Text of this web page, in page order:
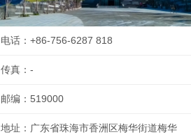
电话：+86-756-6287 818
传真：-
邮编：519000
地址：广东省珠海市香洲区梅华街道梅华